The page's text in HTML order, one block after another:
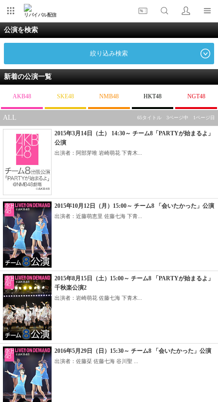
リバイバル配信
公演を検索
絞り込み検索
新着の公演一覧
AKB48 SKE48 NMB48 HKT48 NGT48
ALL 65タイトル 3ページ中 1ページ目
2015年3月14日（土） 14:30～ チーム8「PARTYが始まるよ」
公演
出演者：阿部芽唯 岩崎萌花 下青木...
2015年10月12日（月）15:00～ チーム8 「会いたかった」公演
出演者：近藤萌恵里 佐藤七海 下青...
2015年8月15日（土）15:00～ チーム8 「PARTYが始まるよ」
千秋楽公演2
出演者：岩崎萌花 佐藤七海 下青木...
2016年5月29日（日）15:30～ チーム8 「会いたかった」公演
出演者：佐藤栞 佐藤七海 谷川聖 ...